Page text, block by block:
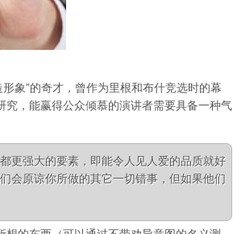
象”的奇才，曾作为里根和布什竞选时的幕
，能赢得公众倾慕的演讲者需要具备一种气
更强大的要素，即能令人见人爱的品质就好
会原谅你所做的其它一切错事，但如果他们